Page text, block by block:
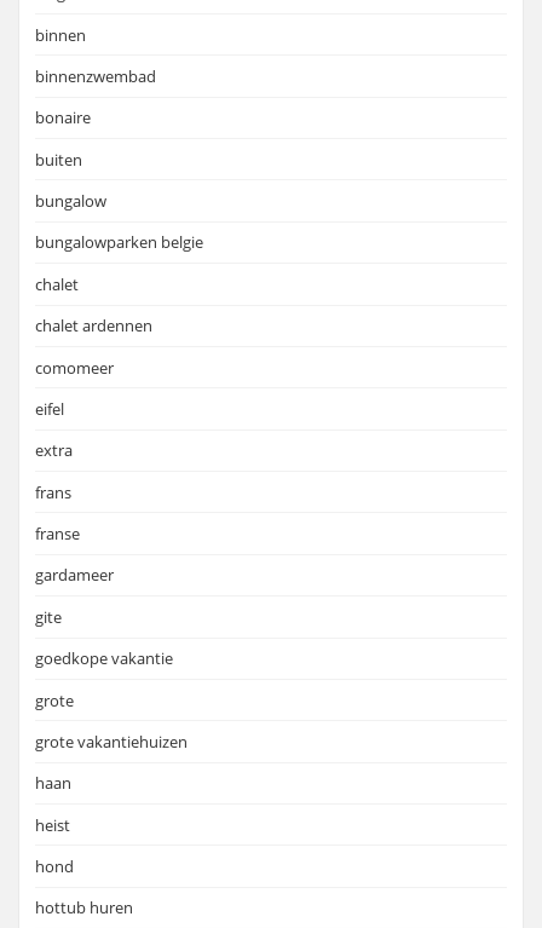
binnen
binnenzwembad
bonaire
buiten
bungalow
bungalowparken belgie
chalet
chalet ardennen
comomeer
eifel
extra
frans
franse
gardameer
gite
goedkope vakantie
grote
grote vakantiehuizen
haan
heist
hond
hottub huren